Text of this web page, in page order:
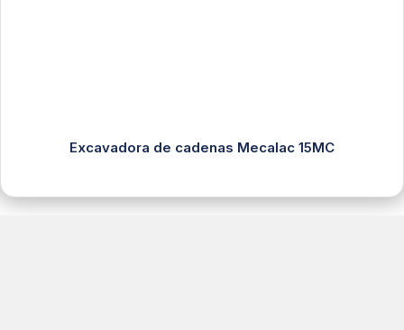
Excavadora de cadenas Mecalac 15MC